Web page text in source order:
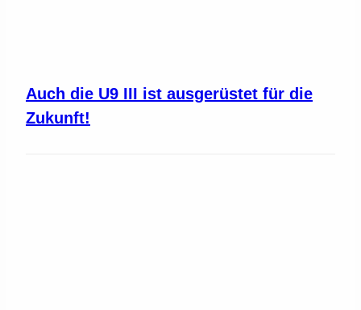
Auch die U9 III ist ausgerüstet für die
Zukunft!